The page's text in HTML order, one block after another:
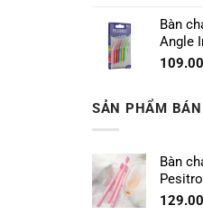
Bàn
Angle
Size 1
SẢN PHẨM
Bàn